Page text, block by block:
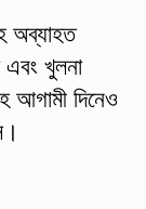
অব্যাহত
এবং খুলনা
আগামী দিনেও